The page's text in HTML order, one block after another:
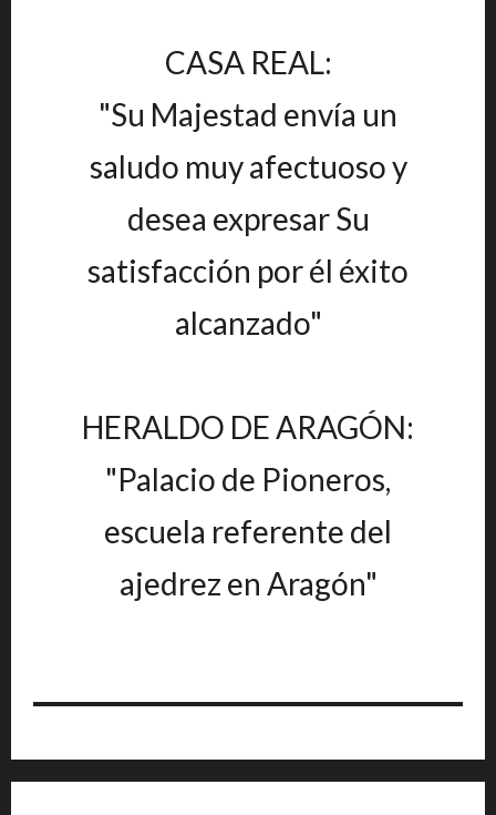
CASA REAL:
"Su Majestad envía un
saludo muy afectuoso y
desea expresar Su
satisfacción por él éxito
alcanzado"
HERALDO DE ARAGÓN:
"Palacio de Pioneros,
escuela referente del
ajedrez en Aragón"